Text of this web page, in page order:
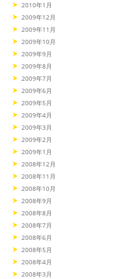
2010年1月
2009年12月
2009年11月
2009年10月
2009年9月
2009年8月
2009年7月
2009年6月
2009年5月
2009年4月
2009年3月
2009年2月
2009年1月
2008年12月
2008年11月
2008年10月
2008年9月
2008年8月
2008年7月
2008年6月
2008年5月
2008年4月
2008年3月